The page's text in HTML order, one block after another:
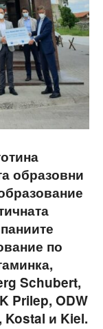
образовни
по
Schubert,
Prilep, ODW
Kostal и Kiel.